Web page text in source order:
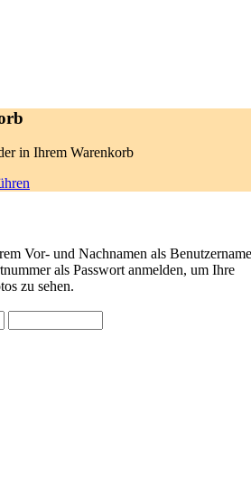
in Ihrem Warenkorb
Vor- und Nachnamen als
als Passwort anmelden, um Ihre
zu sehen.